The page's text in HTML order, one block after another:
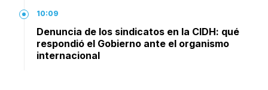
10:09
Denuncia de los sindicatos en la CIDH: qué
respondió el Gobierno ante el organismo
internacional